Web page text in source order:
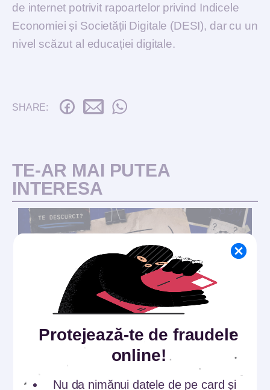
de internet potrivit rapoartelor privind Indicele
Economiei și Societății Digitale (DESI), dar cu un
nivel scăzut al educației digitale.
SHARE:
TE-AR MAI PUTEA
INTERESA
Comunicate
Proiectul național #SigurantaOnline
revine la Summer Well: cât de bine ș...
Protejează-te de fraudele
online!
Nu da nimănui datele de pe card și